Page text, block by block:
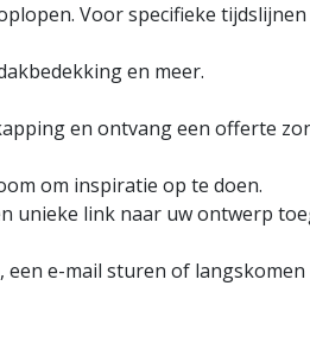
Voor specifieke
en meer.
en ontvang een offerte
om inspiratie op te doen.
unieke link naar uw ontwerp
e-mail sturen of